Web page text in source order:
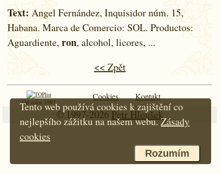
Text: Angel Fernández, Inquisidor núm. 15,
Habana. Marca de Comercio: SOL. Productos:
Aguardiente, ron, alcohol, licores, ...
<< Zpět
Od roku 1997
Cookies Kontakt
© 1997-2026Petr Hloušek
Tento web používá cookies k zajištění co
nejlepšího zážitku na našem webu.Zásady
cookies
Rozumím